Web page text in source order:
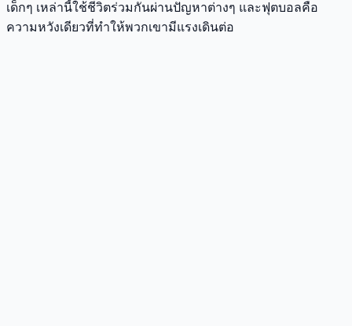
เด็กๆ เหล่านี้ใช้ชีวิตร่วมกันผ่านปัญหาต่างๆ และฟุตบอลคือ
ความหวังเดียวที่ทำให้พวกเขามีแรงเดินต่อ